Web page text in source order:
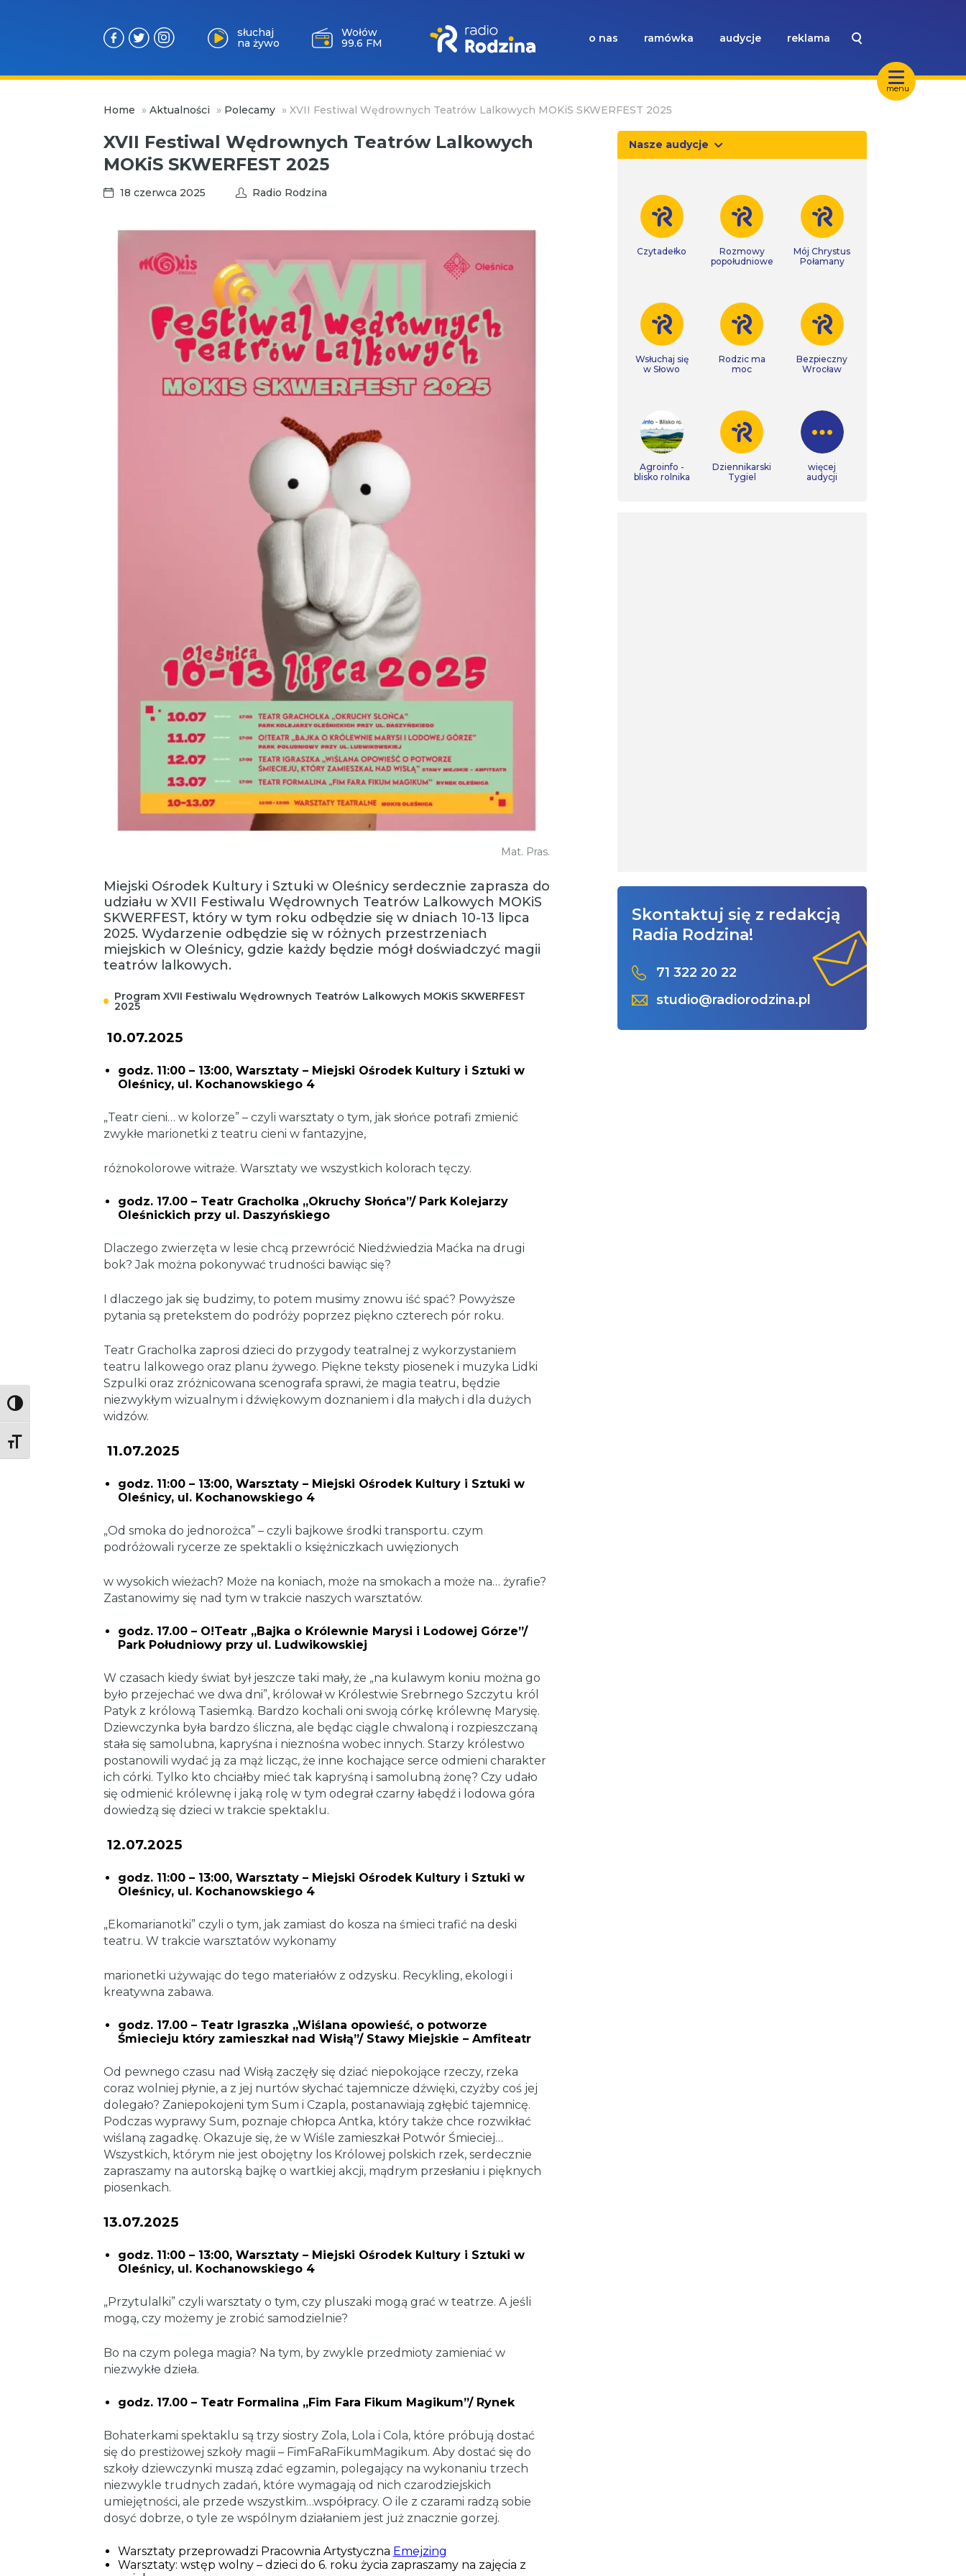
Toggle High Contrast
Toggle Font size
menu
słuchaj
na żywo
Milicz
88.5 FM
o nas ramówka audycje reklama
Home » Aktualności » Polecamy » XVII Festiwal Wędrownych Teatrów Lalkowych MOKiS SKWERFEST 2025
XVII Festiwal Wędrownych Teatrów Lalkowych
MOKiS SKWERFEST 2025
18 czerwca 2025 Radio Rodzina
Mat. Pras.
Miejski Ośrodek Kultury i Sztuki w Oleśnicy serdecznie zaprasza do
udziału w XVII Festiwalu Wędrownych Teatrów Lalkowych MOKiS
SKWERFEST, który w tym roku odbędzie się w dniach 10-13 lipca
2025. Wydarzenie odbędzie się w różnych przestrzeniach
miejskich w Oleśnicy, gdzie każdy będzie mógł doświadczyć magii
teatrów lalkowych.
Program XVII Festiwalu Wędrownych Teatrów Lalkowych MOKiS SKWERFEST
2025
10.07.2025
godz. 11:00 – 13:00, Warsztaty – Miejski Ośrodek Kultury i Sztuki w
Oleśnicy, ul. Kochanowskiego 4
„Teatr cieni… w kolorze” – czyli warsztaty o tym, jak słońce potrafi zmienić
zwykłe marionetki z teatru cieni w fantazyjne,
różnokolorowe witraże. Warsztaty we wszystkich kolorach tęczy.
godz. 17.00 – Teatr Gracholka ,,Okruchy Słońca”/ Park Kolejarzy
Oleśnickich przy ul. Daszyńskiego
Dlaczego zwierzęta w lesie chcą przewrócić Niedźwiedzia Maćka na drugi
bok? Jak można pokonywać trudności bawiąc się?
I dlaczego jak się budzimy, to potem musimy znowu iść spać? Powyższe
pytania są pretekstem do podróży poprzez piękno czterech pór roku.
Teatr Gracholka zaprosi dzieci do przygody teatralnej z wykorzystaniem
teatru lalkowego oraz planu żywego. Piękne teksty piosenek i muzyka Lidki
Szpulki oraz zróżnicowana scenografa sprawi, że magia teatru, będzie
niezwykłym wizualnym i dźwiękowym doznaniem i dla małych i dla dużych
widzów.
11.07.2025
godz. 11:00 – 13:00, Warsztaty – Miejski Ośrodek Kultury i Sztuki w
Oleśnicy, ul. Kochanowskiego 4
„Od smoka do jednorożca” – czyli bajkowe środki transportu. czym
podróżowali rycerze ze spektakli o księżniczkach uwięzionych
w wysokich wieżach? Może na koniach, może na smokach a może na… żyrafie?
Zastanowimy się nad tym w trakcie naszych warsztatów.
godz. 17.00 – O!Teatr ,,Bajka o Królewnie Marysi i Lodowej Górze”/
Park Południowy przy ul. Ludwikowskiej
W czasach kiedy świat był jeszcze taki mały, że „na kulawym koniu można go
było przejechać we dwa dni”, królował w Królestwie Srebrnego Szczytu król
Patyk z królową Tasiemką. Bardzo kochali oni swoją córkę królewnę Marysię.
Dziewczynka była bardzo śliczna, ale będąc ciągle chwaloną i rozpieszczaną
stała się samolubna, kapryśna i nieznośna wobec innych. Starzy królestwo
postanowili wydać ją za mąż licząc, że inne kochające serce odmieni charakter
ich córki. Tylko kto chciałby mieć tak kapryśną i samolubną żonę? Czy udało
się odmienić królewnę i jaką rolę w tym odegrał czarny łabędź i lodowa góra
dowiedzą się dzieci w trakcie spektaklu.
12.07.2025
godz. 11:00 – 13:00, Warsztaty – Miejski Ośrodek Kultury i Sztuki w
Oleśnicy, ul. Kochanowskiego 4
„Ekomarianotki” czyli o tym, jak zamiast do kosza na śmieci trafić na deski
teatru. W trakcie warsztatów wykonamy
marionetki używając do tego materiałów z odzysku. Recykling, ekologi i
kreatywna zabawa.
godz. 17.00 – Teatr Igraszka ,,Wiślana opowieść, o potworze
Śmiecieju który zamieszkał nad Wisłą”/ Stawy Miejskie – Amfiteatr
Od pewnego czasu nad Wisłą zaczęły się dziać niepokojące rzeczy, rzeka
coraz wolniej płynie, a z jej nurtów słychać tajemnicze dźwięki, czyżby coś jej
dolegało? Zaniepokojeni tym Sum i Czapla, postanawiają zgłębić tajemnicę.
Podczas wyprawy Sum, poznaje chłopca Antka, który także chce rozwikłać
wiślaną zagadkę. Okazuje się, że w Wiśle zamieszkał Potwór Śmieciej…
Wszystkich, którym nie jest obojętny los Królowej polskich rzek, serdecznie
zapraszamy na autorską bajkę o wartkiej akcji, mądrym przesłaniu i pięknych
piosenkach.
13.07.2025
godz. 11:00 – 13:00, Warsztaty – Miejski Ośrodek Kultury i Sztuki w
Oleśnicy, ul. Kochanowskiego 4
„Przytulalki” czyli warsztaty o tym, czy pluszaki mogą grać w teatrze. A jeśli
mogą, czy możemy je zrobić samodzielnie?
Bo na czym polega magia? Na tym, by zwykle przedmioty zamieniać w
niezwykłe dzieła.
godz. 17.00 – Teatr Formalina ,,Fim Fara Fikum Magikum”/ Rynek
Bohaterkami spektaklu są trzy siostry Zola, Lola i Cola, które próbują dostać
się do prestiżowej szkoły magii – FimFaRaFikumMagikum. Aby dostać się do
szkoły dziewczynki muszą zdać egzamin, polegający na wykonaniu trzech
niezwykle trudnych zadań, które wymagają od nich czarodziejskich
umiejętności, ale przede wszystkim…współpracy. O ile z czarami radzą sobie
dosyć dobrze, o tyle ze wspólnym działaniem jest już znacznie gorzej.
Warsztaty przeprowadzi Pracownia Artystyczna Emejzing
Warsztaty: wstęp wolny – dzieci do 6. roku życia zapraszamy na zajęcia z
Nasze audycje
Czytadełko
Rozmowy
popołudniowe
Mój Chrystus
Połamany
Wsłuchaj się
w Słowo
Rodzic ma
moc
Bezpieczny
Wrocław
Agroinfo -
blisko rolnika
Dziennikarski
Tygiel
więcej
audycji
Skontaktuj się z redakcją
Radia Rodzina!
71 322 20 22
studio@radiorodzina.pl